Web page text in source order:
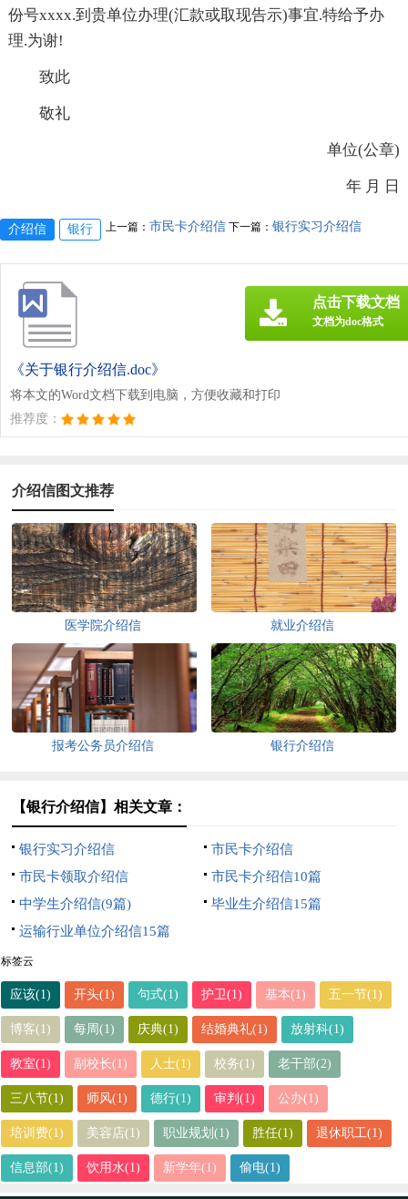
份号xxxx.到贵单位办理(汇款或取现告示)事宜.特给予办
理.为谢!
致此
敬礼
单位(公章)
年 月 日
介绍信 银行
《关于银行介绍信.doc》
将本文的Word文档下载到电脑，方便收藏和打印
推荐度：
点击下载文档
文档为doc格式
介绍信图文推荐
医学院介绍信 就业介绍信
报考公务员介绍信 银行介绍信
【银行介绍信】相关文章：
银行实习介绍信
市民卡介绍信
市民卡领取介绍信
市民卡介绍信10篇
中学生介绍信(9篇)
毕业生介绍信15篇
运输行业单位介绍信15篇
上一篇： 市民卡介绍信 下一篇： 银行实习介绍信
标签云
应该(1) 开头(1) 句式(1) 护卫(1) 基本(1) 五一节(1)
博客(1) 每周(1) 庆典(1) 结婚典礼(1) 放射科(1)
教室(1) 副校长(1) 人士(1) 校务(1) 老干部(2)
三八节(1) 师风(1) 德行(1) 审判(1) 公办(1)
培训费(1) 美容店(1) 职业规划(1) 胜任(1) 退休职工(1)
信息部(1) 饮用水(1) 新学年(1) 偷电(1)